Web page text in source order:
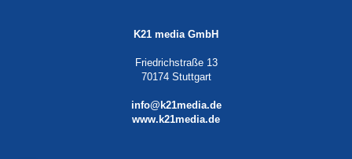
K21 media GmbH
Friedrichstraße 13
70174 Stuttgart
info@k21media.de
www.k21media.de